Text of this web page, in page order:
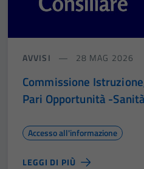
AVVISI 28 MAG 2026
Commissione
Pari Opportunità -
Accesso all'informazione
LEGGI DI PIÙ